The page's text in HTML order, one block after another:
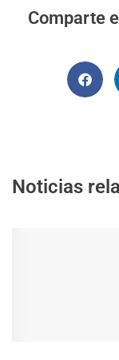
Comparte
Noticias